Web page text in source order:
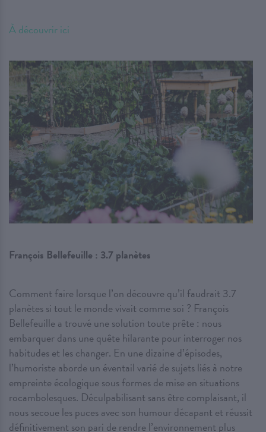
À découvrir ici
François Bellefeuille : 3.7 planètes
Comment faire lorsque l’on découvre qu’il faudrait 3.7
planètes si tout le monde vivait comme soi ? François
Bellefeuille a trouvé une solution toute prête : nous
embarquer dans une quête hilarante pour interroger nos
habitudes et les changer. En une dizaine d’épisodes,
l’humoriste aborde un éventail varié de sujets liés à notre
empreinte écologique sous formes de mise en situations
rocambolesques. Déculpabilisant sans être complaisant, il
nous secoue les puces avec son humour décapant et réussit
définitivement son pari de rendre l’environnement plus